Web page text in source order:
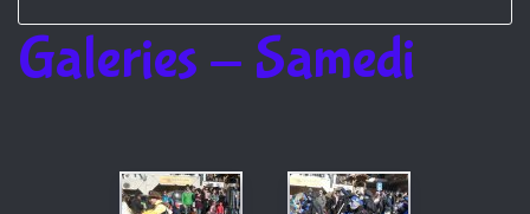
Galeries - Samedi